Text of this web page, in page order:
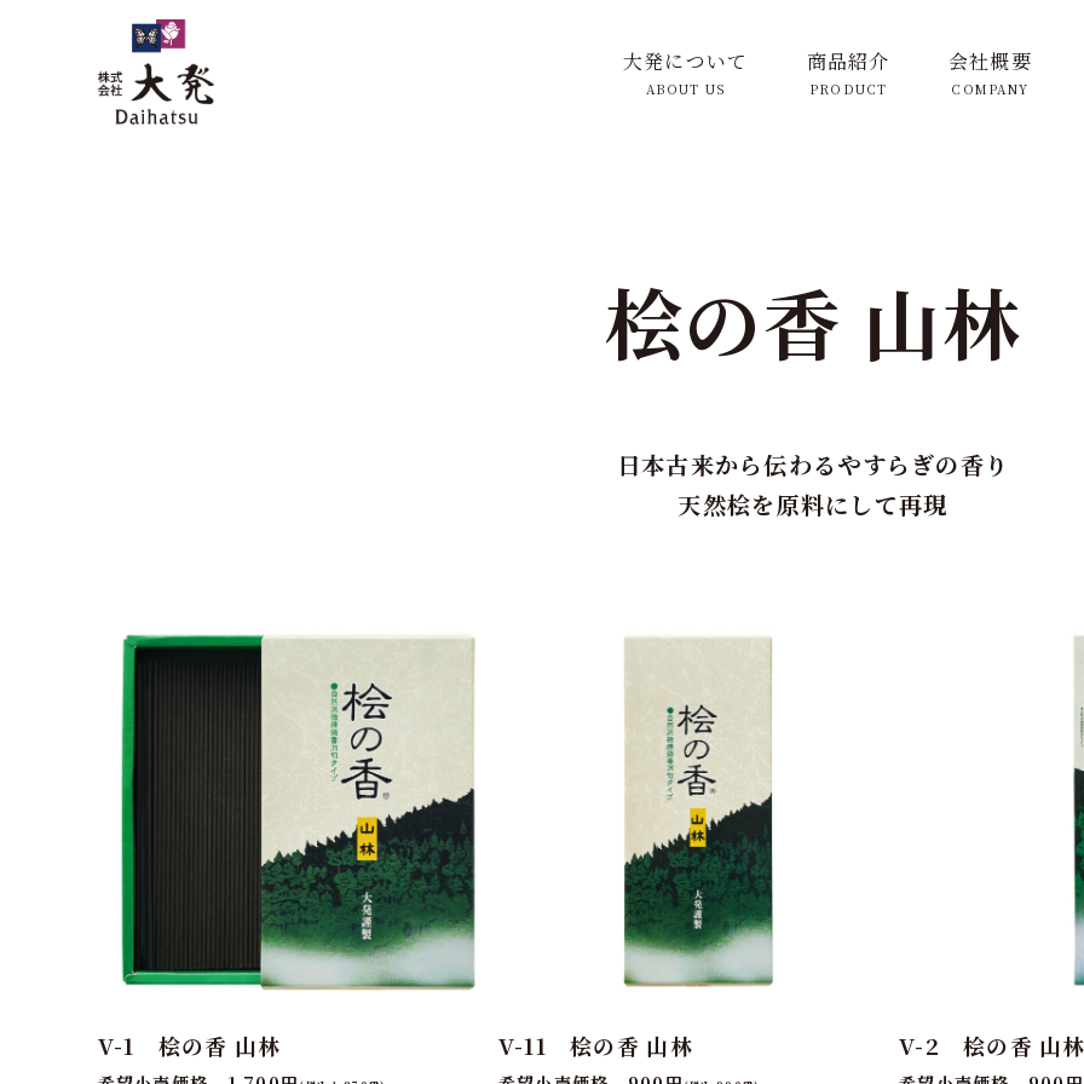
大発について
ABOUT US
商品紹介
PRODUCT
会社概要
COMPANY
桧の香 山林
日本古来から伝わるやすらぎの香り
天然桧を原料にして再現
V-1 桧の香 山林 V-11 桧の香 山林 V-2 桧の香 山